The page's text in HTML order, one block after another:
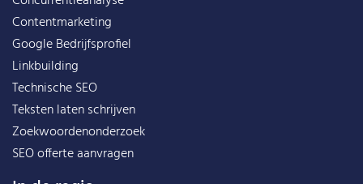
Contentmarketing
Google Bedrijfsprofiel
Linkbuilding
Technische SEO
Teksten laten schrijven
Zoekwoordenonderzoek
SEO offerte aanvragen